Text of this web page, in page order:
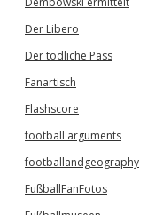
Der Libero
Der tödliche Pass
Fanartisch
Flashscore
football arguments
footballandgeography
FußballFanFotos